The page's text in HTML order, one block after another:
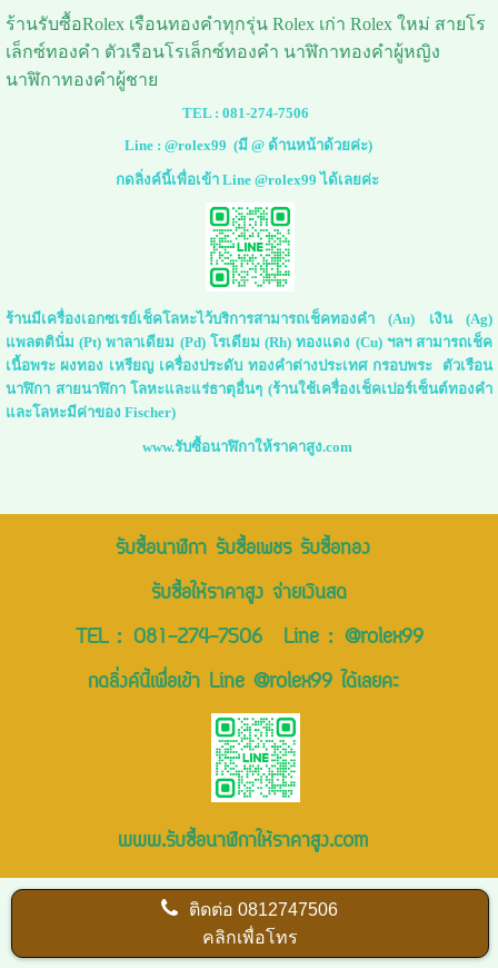
ร้านรับซื้อRolex เรือนทองคำทุกรุ่น Rolex เก่า Rolex ใหม่ สายโร
เล็กซ์ทองคำ ตัวเรือนโรเล็กซ์ทองคำ นาฬิกาทองคำผู้หญิง
นาฬิกาทองคำผู้ชาย
TEL : 081-274-7506
Line :@rolex99 (มี @ ด้านหน้าด้วยค่ะ)
กดลิ่งค์นี้เพื่อเข้า Line @rolex99 ได้เลยค่ะ
ร้านมีเครื่องเอกซเรย์เช็คโลหะไว้บริการสามารถเช็คทองคำ (Au) เงิน (Ag)
แพลตตินั่ม (Pt) พาลาเดียม (Pd) โรเดียม (Rh) ทองแดง (Cu) ฯลฯ สามารถเช็ค
เนื้อพระ ผงทอง เหรียญ เครื่องประดับ ทองคำต่างประเทศ กรอบพระ ตัวเรือน
นาฬิกา สายนาฬิกา โลหะและแร่ธาตุอื่นๆ (ร้านใช้เครื่องเช็คเปอร์เซ็นต์ทองคำ
และโลหะมีค่าของ Fischer)
www.รับซื้อนาฬิกาให้ราคาสูง.com
รับซื้อนาฬิกา รับซื้อเพชร รับซื้อทอง
รับซื้อให้ราคาสูง จ่ายเงินสด
TEL : 081-274-7506Line : @rolex99
กดลิ่งค์นี้เพื่อเข้า Line @rolex99 ได้เลยคะ
www.รับซื้อนาฬิกาให้ราคาสูง.com
ติดต่อ0812747506
คลิกเพื่อโทร